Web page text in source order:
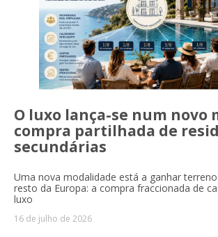
O luxo lança-se num novo
compra partilhada de
secundárias
Uma nova modalidade está a ganhar
resto da Europa: a compra fraccionada de
luxo
16 de julho de 2026